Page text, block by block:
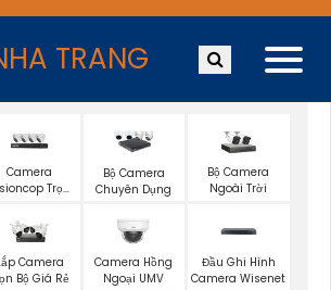
TRANG
Camera
Trọn
Bộ Camera
Chuyên Dụng
Bộ Camera
Ngoài Trời
Camera
Bộ Giá Rẻ
Camera Hồng
Ngoại UMV
Đầu Ghi Hình
Camera Wisenet